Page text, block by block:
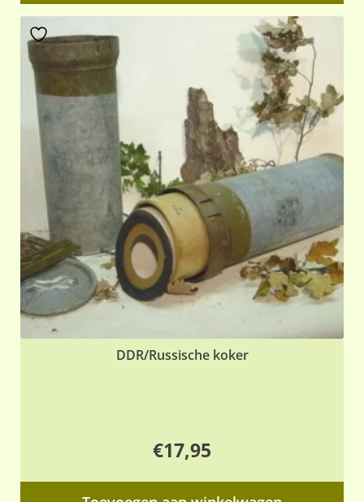
DDR/Russische koker
€17,95